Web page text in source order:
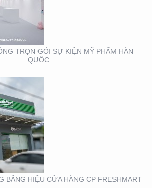
TRỌN GÓI SỰ KIỆN MỸ PHẨM HÀN
QUỐC
HÀNG
BẢNG HIỆU CỬA HÀNG CP FRESHMART
CÔNG
CỬA